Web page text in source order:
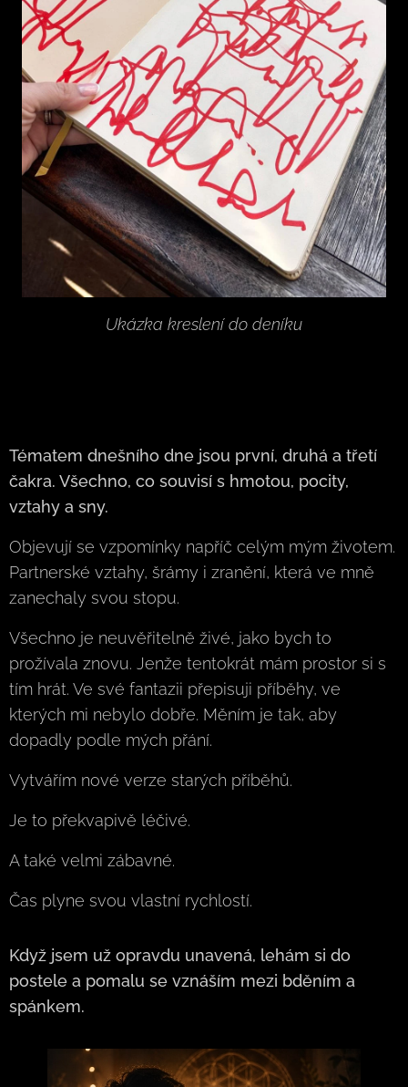
Ukázka kreslení do deníku
Tématem dnešního dne jsou první, druhá a třetí
čakra. Všechno, co souvisí s hmotou, pocity,
vztahy a sny.
Objevují se vzpomínky napříč celým mým životem.
Partnerské vztahy, šrámy i zranění, která ve mně
zanechaly svou stopu.
Všechno je neuvěřitelně živé, jako bych to
prožívala znovu. Jenže tentokrát mám prostor si s
tím hrát. Ve své fantazii přepisuji příběhy, ve
kterých mi nebylo dobře. Měním je tak, aby
dopadly podle mých přání.
Vytvářím nové verze starých příběhů.
Je to překvapivě léčivé.
A také velmi zábavné.
Čas plyne svou vlastní rychlostí.
Když jsem už opravdu unavená, lehám si do
postele a pomalu se vznáším mezi bděním a
spánkem.